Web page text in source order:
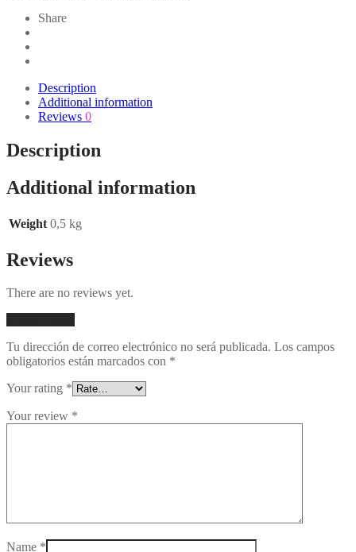
Share
Description
Additional information
Reviews 0
Description
Additional information
Weight 0,5 kg
Reviews
There are no reviews yet.
Tu dirección de correo electrónico no será publicada. Los campos
obligatorios están marcados con *
Your rating *
Your review *
Name *